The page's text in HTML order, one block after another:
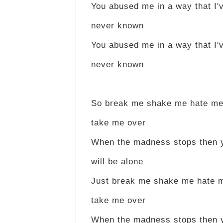
You abused me in a way that
never known
You abused me in a way that
never known
So break me shake me hate me
take me over
When the madness stops then
will be alone
Just break me shake me hate
take me over
When the madness stops then